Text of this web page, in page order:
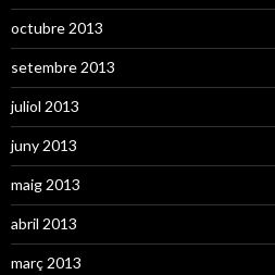
octubre 2013
setembre 2013
juliol 2013
juny 2013
maig 2013
abril 2013
març 2013